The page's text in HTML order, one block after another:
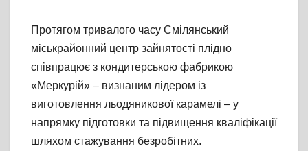
Протягом тривалого часу Смілянський
міськрайонний центр зайнятості плідно
співпрацює з кондитерською фабрикою
«Меркурій» – визнаним лідером із
виготовлення льодяникової карамелі – у
напрямку підготовки та підвищення кваліфікації
шляхом стажування безробітних.